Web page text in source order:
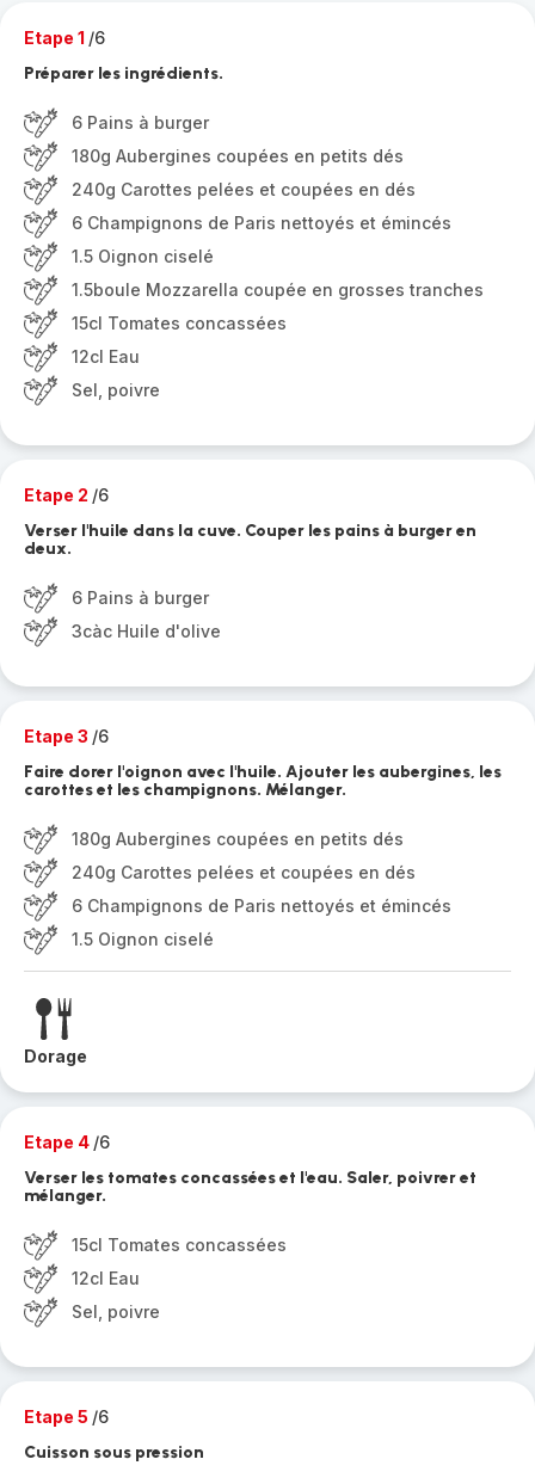
Etape 1 /6
Préparer les ingrédients.
6 Pains à burger
180g Aubergines coupées en petits dés
240g Carottes pelées et coupées en dés
6 Champignons de Paris nettoyés et émincés
1.5 Oignon ciselé
1.5boule Mozzarella coupée en grosses tranches
15cl Tomates concassées
12cl Eau
Sel, poivre
Etape 2 /6
Verser l'huile dans la cuve. Couper les pains à burger en
deux.
6 Pains à burger
3càc Huile d'olive
Etape 3 /6
Faire dorer l'oignon avec l'huile. Ajouter les aubergines, les
carottes et les champignons. Mélanger.
180g Aubergines coupées en petits dés
240g Carottes pelées et coupées en dés
6 Champignons de Paris nettoyés et émincés
1.5 Oignon ciselé
Dorage
Etape 4 /6
Verser les tomates concassées et l'eau. Saler, poivrer et
mélanger.
15cl Tomates concassées
12cl Eau
Sel, poivre
Etape 5 /6
Cuisson sous pression